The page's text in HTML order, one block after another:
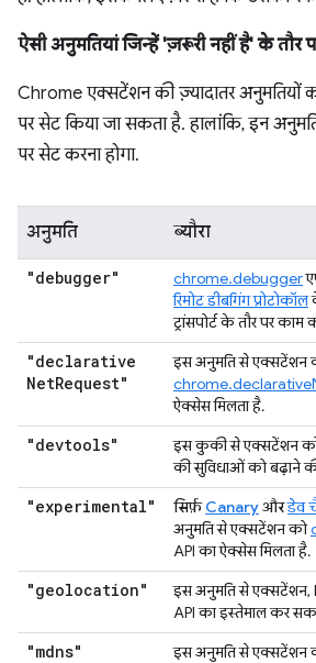
ऐसी अनुमतियां जिन्हें 'ज़रूरी नहीं है' के तौर
Chrome एक्सटेंशन की ज़्यादातर अनुमतियों
पर सेट किया जा सकता है. हालांकि, इन
पर सेट करना होगा.
अनुमति ब्यौरा
"debugger" chrome.debugger
रिमोट डीबगिंग प्रोटोकॉल
ट्रांसपोर्ट के तौर पर काम
"declarative
NetRequest"
इस अनुमति से एक्सटेंशन
ऐक्सेस मिलता है.
"devtools" इस कुकी से एक्सटेंशन
की सुविधाओं को बढ़ाने
"experimental" सिर्फ़Canaryऔरडेव
अनुमति से एक्सटेंशन को
API का ऐक्सेस मिलता है.
"geolocation" इस अनुमति से एक्सटेंशन,
API का इस्तेमाल कर
"mdns" इस अनुमति से एक्सटेंशन